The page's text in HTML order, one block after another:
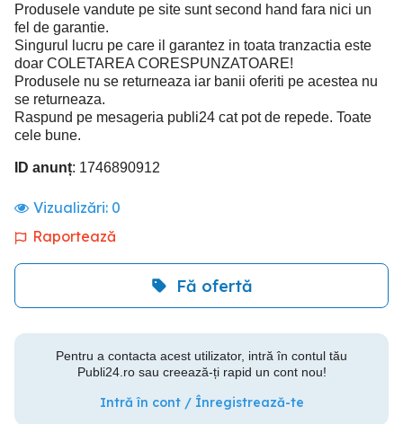
Produsele vandute pe site sunt second hand fara nici un
fel de garantie.
Singurul lucru pe care il garantez in toata tranzactia este
doar COLETAREA CORESPUNZATOARE!
Produsele nu se returneaza iar banii oferiti pe acestea nu
se returneaza.
Raspund pe mesageria publi24 cat pot de repede. Toate
cele bune.
ID anunț: 1746890912
Vizualizări: 0
Raportează
Fă ofertă
Pentru a contacta acest utilizator, intră în contul tău
Publi24.ro sau creează-ți rapid un cont nou!
Intră în cont / Înregistrează-te